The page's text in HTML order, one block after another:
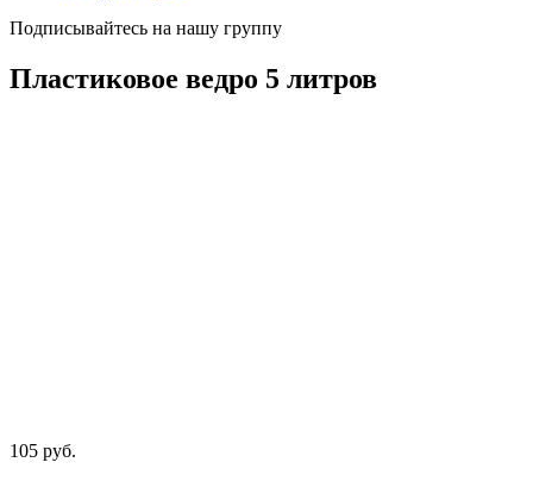
Подписывайтесь на нашу группу
Пластиковое ведро 5 литров
105 руб.